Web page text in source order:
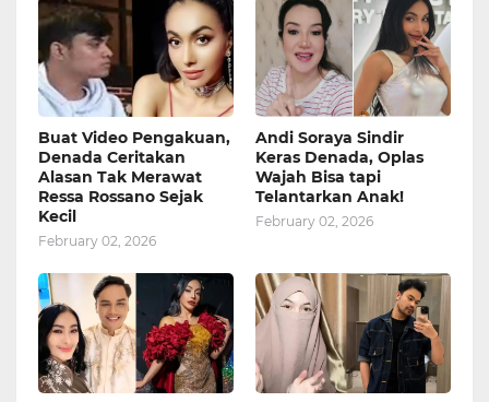
Buat Video Pengakuan,
Denada Ceritakan
Alasan Tak Merawat
Ressa Rossano Sejak
Kecil
February 02, 2026
Andi Soraya Sindir
Keras Denada, Oplas
Wajah Bisa tapi
Telantarkan Anak!
February 02, 2026